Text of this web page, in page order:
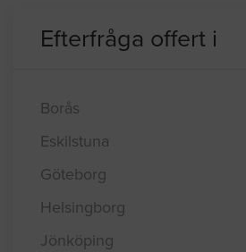
Efterfråga offert i
Borås
Eskilstuna
Göteborg
Helsingborg
Jönköping